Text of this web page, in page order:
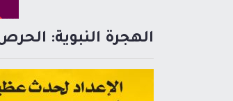
الهجرة النبوية: